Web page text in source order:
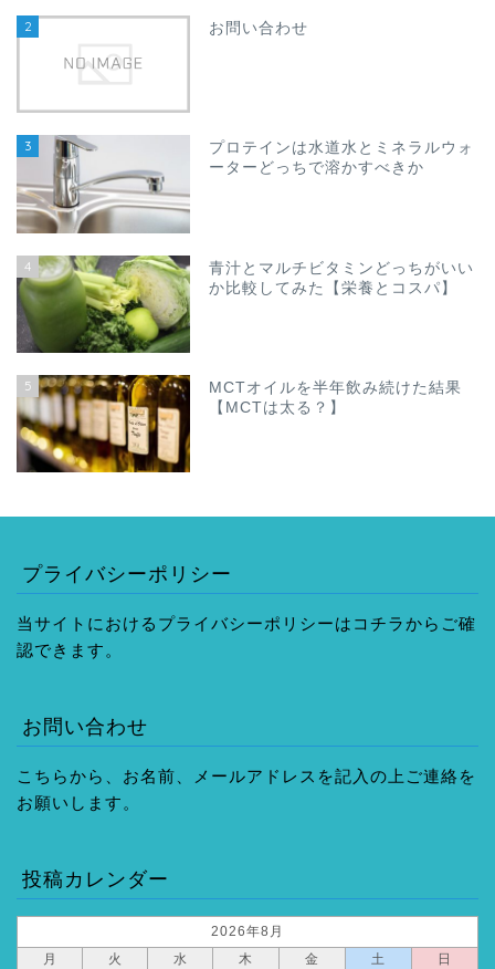
2 お問い合わせ
3
プロテインは水道水とミネラルウォ
ーターどっちで溶かすべきか
4
青汁とマルチビタミンどっちがいい
か比較してみた【栄養とコスパ】
5
MCTオイルを半年飲み続けた結果
【MCTは太る？】
プライバシーポリシー
当サイトにおけるプライバシーポリシーはコチラからご確
認できます。
お問い合わせ
こちらから、お名前、メールアドレスを記入の上ご連絡を
お願いします。
投稿カレンダー
2026年8月
月
火 水 木 金 土
日